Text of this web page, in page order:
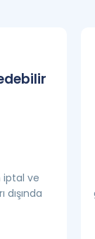
iptal ve